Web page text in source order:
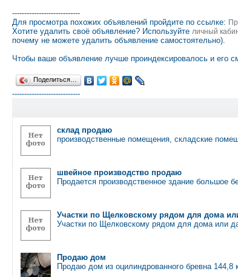
----------------------------
Для просмотра похожих объявлений пройдите по ссылке:
Хотите удалить своё объявление? Используйте личный
почему не можете удалить объявление самостоятельно).
Чтобы ваше объявление лучше проиндексировалось и его
Поделиться…
----------------------------
склад продаю
производственные помещения, складские
швейное производство продаю
Продается производственное здание большое
Участки по Щелковскому рядом для дома
Участки по Щелковскому рядом для дома или
Продаю дом
Продаю дом из оцилиндрованного бревна